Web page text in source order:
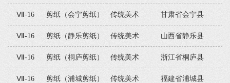
Ⅶ-16 剪纸（会宁剪纸） 传统美术 甘肃省会宁县
Ⅶ-16 剪纸（静乐剪纸） 传统美术 山西省静乐县
Ⅶ-16 剪纸（桐庐剪纸） 传统美术 浙江省桐庐县
Ⅶ-16 剪纸（浦城剪纸） 传统美术 福建省浦城县